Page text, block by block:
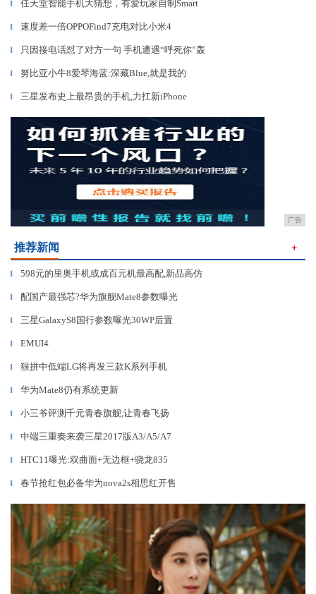
▎ 任天堂智能手机大猜想，有爱玩家自制Smart
▎ 速度差一倍OPPOFind7充电对比小米4
▎ 只因接电话怼了对方一句 手机遭遇“呼死你”轰
▎ 努比亚小牛8爱琴海蓝:深藏Blue,就是我的
▎ 三星发布史上最昂贵的手机,力扛新iPhone
广告
推荐新闻 ＋
▎ 598元的里奥手机或成百元机最高配,新品高仿
▎ 配国产最强芯?华为旗舰Mate8参数曝光
▎ 三星GalaxyS8国行参数曝光30WP后置
▎ EMUI4
▎ 狠拼中低端LG将再发三款K系列手机
▎ 华为Mate8仍有系统更新
▎ 小三爷评测千元青春旗舰,让青春飞扬
▎ 中端三重奏来袭三星2017版A3/A5/A7
▎ HTC11曝光:双曲面+无边框+骁龙835
▎ 春节抢红包必备华为nova2s相思红开售